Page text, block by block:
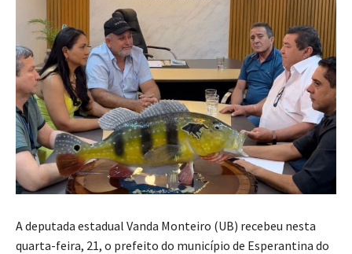
A deputada estadual Vanda Monteiro (UB) recebeu nesta
quarta-feira, 21, o prefeito do município de Esperantina do